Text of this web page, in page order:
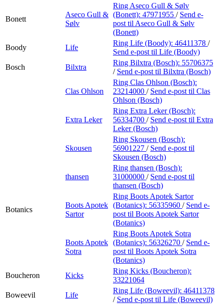
Bonett
Aseco Gull &
Sølv
Ring Aseco Gull & Sølv
(Bonett): 47971955 / Send e-
post til Aseco Gull & Sølv
(Bonett)
Boody
Life
Ring Life (Boody): 46411378 /
Send e-post til Life (Boody)
Bosch
Bilxtra
Ring Bilxtra (Bosch): 55706375
/ Send e-post til Bilxtra (Bosch)
Clas Ohlson
Ring Clas Ohlson (Bosch):
23214000 / Send e-post til Clas
Ohlson (Bosch)
Extra Leker
Ring Extra Leker (Bosch):
56334700 / Send e-post til Extra
Leker (Bosch)
Skousen
Ring Skousen (Bosch):
56901227 / Send e-post til
Skousen (Bosch)
thansen
Ring thansen (Bosch):
31000000 / Send e-post til
thansen (Bosch)
Botanics
Boots Apotek
Sartor
Ring Boots Apotek Sartor
(Botanics): 56335960 / Send e-
post til Boots Apotek Sartor
(Botanics)
Boots Apotek
Sotra
Ring Boots Apotek Sotra
(Botanics): 56326270 / Send e-
post til Boots Apotek Sotra
(Botanics)
Boucheron
Kicks
Ring Kicks (Boucheron):
33221064
Boweevil
Life
Ring Life (Boweevil): 46411378
/ Send e-post til Life (Boweevil)